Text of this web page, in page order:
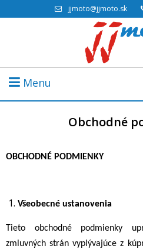
jjmoto@jjmoto.sk
Menu
Obchodné
OBCHODNÉ PODMIENKY
Všeobecné ustanovenia
Tieto obchodné podmienky
zmluvných strán vyplývajúce z